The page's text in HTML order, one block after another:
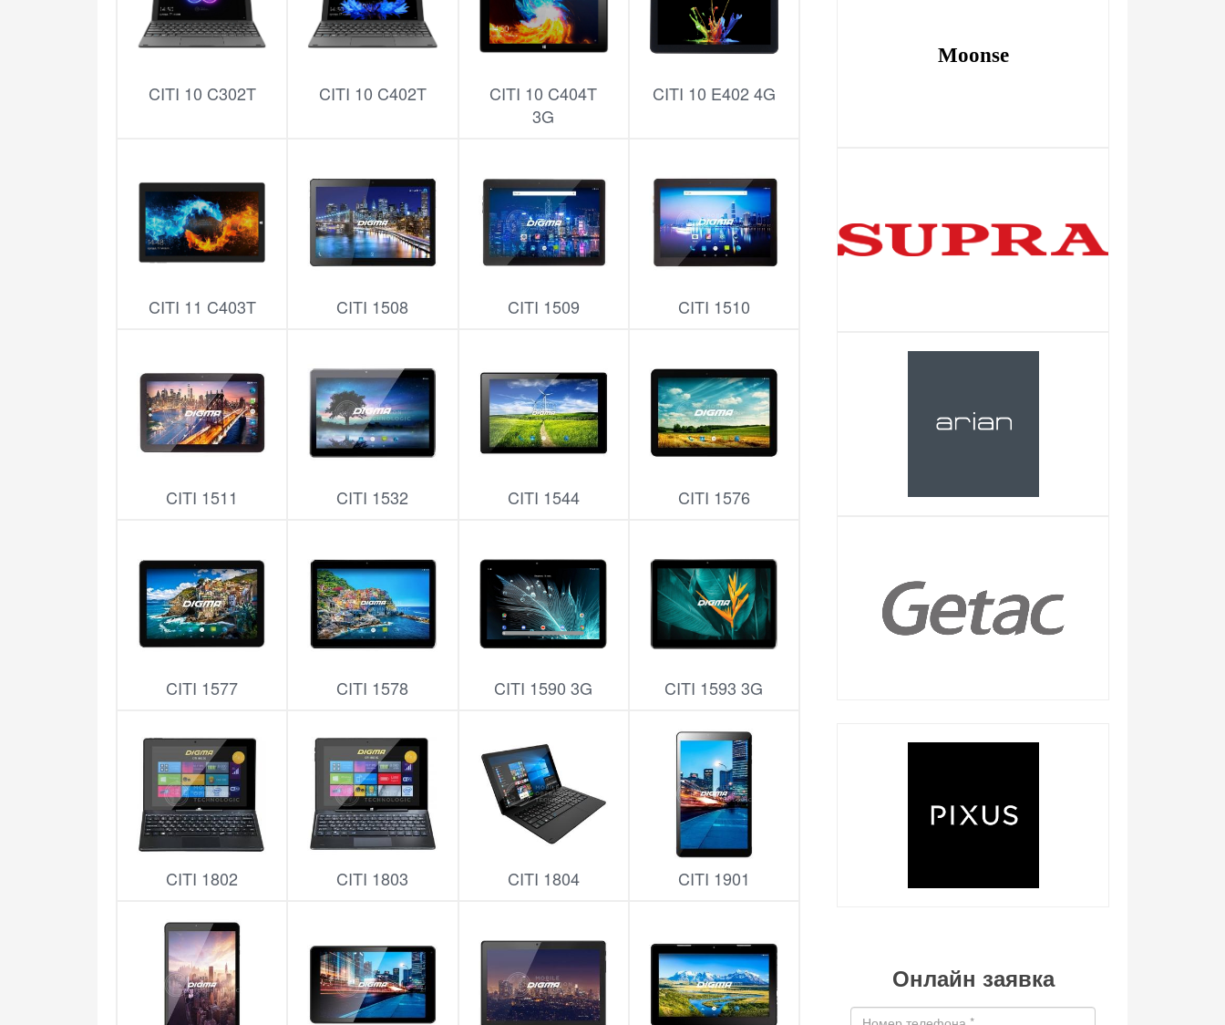
CITI 10 C302T CITI 10 C402T
CITI 10 C404T
3G
CITI 10 E402 4G
CITI 11 C403T CITI 1508 CITI 1509 CITI 1510
CITI 1511 CITI 1532 CITI 1544 CITI 1576
CITI 1577 CITI 1578 CITI 1590 3G CITI 1593 3G
CITI 1802 CITI 1803 CITI 1804 CITI 1901
Moonse
Онлайн заявка